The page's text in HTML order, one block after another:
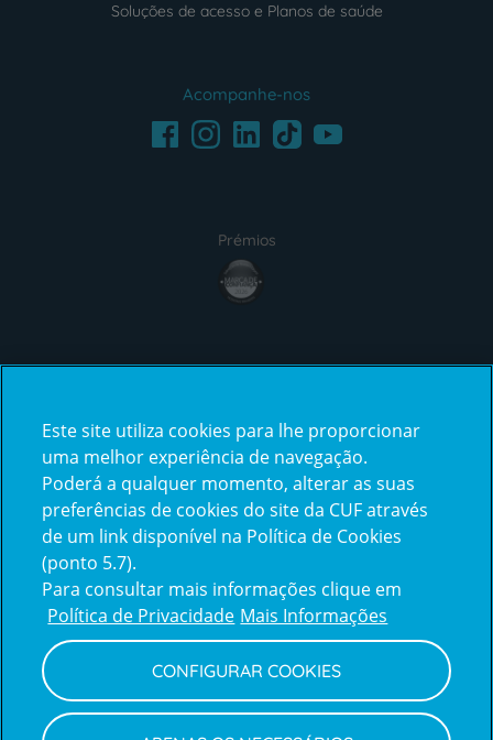
Soluções de acesso e Planos de saúde
Acompanhe-nos
FacebookInstagramLinkedInTikTokYoutube
Prémios
award4
certification2certification3
Reclamações
e
elogios
Política de Privacidade e Cookies
Termos e Condições
Este site utiliza cookies para lhe proporcionar
uma melhor experiência de navegação.
Poderá a qualquer momento, alterar as suas
preferências de cookies do site da CUF através
de um link disponível na Política de Cookies
(ponto 5.7).
Para consultar mais informações clique em
Política de Privacidade Mais Informações
CONFIGURAR COOKIES